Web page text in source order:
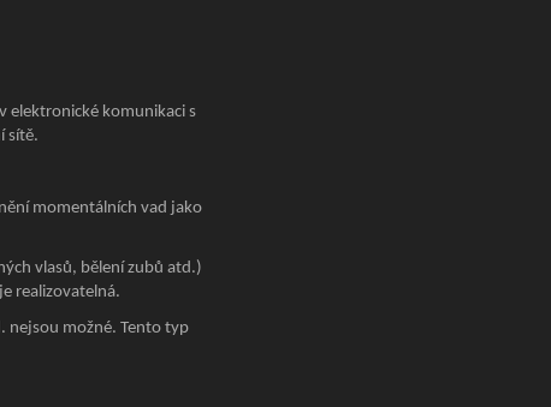
elektronické komunikaci s
sítě.
momentálních vad jako
vlasů, bělení zubů atd.)
realizovatelná.
nejsou možné. Tento typ